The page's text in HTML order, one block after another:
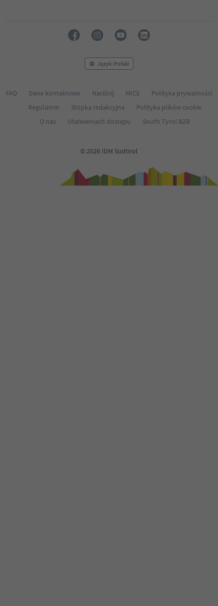
Język: Polski
FAQ Dane kontaktowe Naciśnij MICE
Polityka prywatności
Regulamin
Stopka redakcyjna
Polityka plików cookie
O nas
Ułatwieniach dostępu South Tyrol B2B
© 2026 IDM Südtirol